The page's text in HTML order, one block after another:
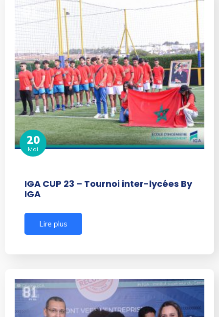
20
Mai
IGA CUP 23 – Tournoi inter-lycées By
IGA
Lire plus